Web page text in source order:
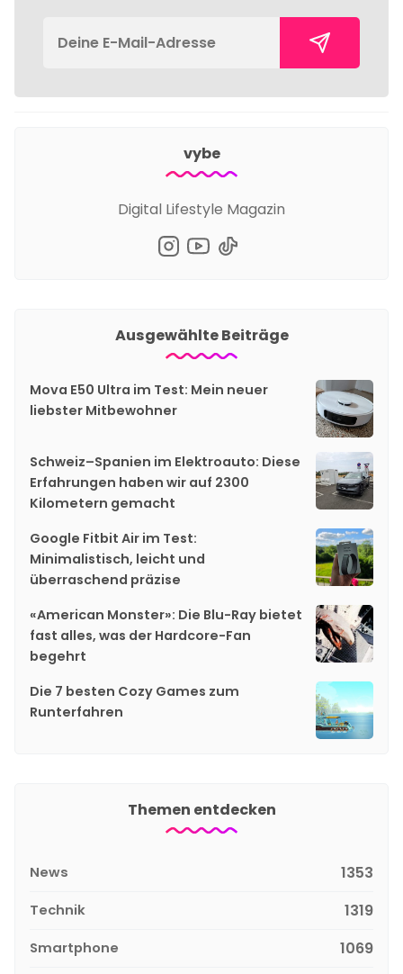
vybe
Digital Lifestyle Magazin
Ausgewählte Beiträge
Mova E50 Ultra im Test: Mein neuer
liebster Mitbewohner
Schweiz–Spanien im Elektroauto: Diese
Erfahrungen haben wir auf 2300
Kilometern gemacht
Google Fitbit Air im Test:
Minimalistisch, leicht und
überraschend präzise
«American Monster»: Die Blu-Ray bietet
fast alles, was der Hardcore-Fan
begehrt
Die 7 besten Cozy Games zum
Runterfahren
Themen entdecken
News 1353
Technik 1319
Smartphone 1069